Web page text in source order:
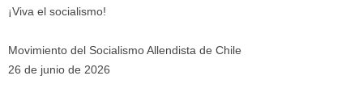
¡Viva el socialismo!
Movimiento del Socialismo Allendista de Chile
26 de junio de 2026